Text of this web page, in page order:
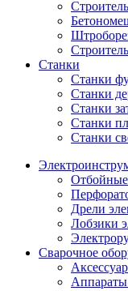
Станки
Станки
Станки
Станки
Станки
Станки
Дрели
Лобзики
Сварочное
Аппараты